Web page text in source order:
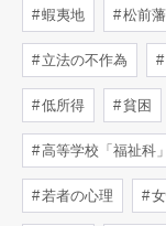
蝦夷地 松前藩
立法の不作為
低所得 貧困
高等学校「福祉科
若者の心理 女